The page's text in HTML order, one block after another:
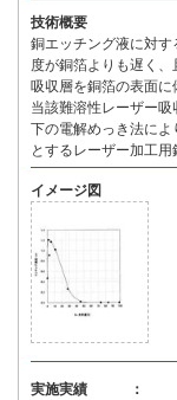
技術概要
銅エッチング液に対
度が銅箔よりも遅く
吸収層を銅箔の表面に
当該難溶性レーザー
下の電解めっき法に
とするレーザー加工用
イメージ図
実施実績 ：